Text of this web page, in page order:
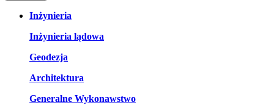
Inżynieria
Inżynieria lądowa
Geodezja
Architektura
Generalne Wykonawstwo